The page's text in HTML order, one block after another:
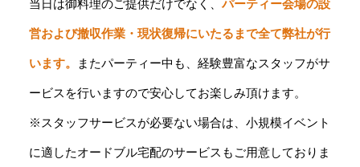
当日は御料理のご提供だけでなく、パーティー会場の設
営および撤収作業・現状復帰にいたるまで全て弊社が行
います。 またパーティー中も、経験豊富なスタッフがサ
ービスを行いますので安心してお楽しみ頂けます。
※スタッフサービスが必要ない場合は、小規模イベント
に適したオードブル宅配のサービスもご用意しておりま